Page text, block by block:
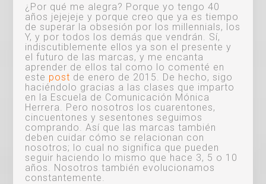
¿Por qué me alegra? Porque yo tengo 40
años jejejeje y porque creo que ya es tiempo
de superar la obsesión por los millennials, los
Y, y por todos los demás que vendrán. Sí,
indiscutiblemente ellos ya son el presente y
el futuro de las marcas, y me encanta
aprender de ellos tal como lo comenté en
este post de enero de 2015. De hecho, sigo
haciéndolo gracias a las clases que imparto
en la Escuela de Comunicación Mónica
Herrera. Pero nosotros los cuarentones,
cincuentones y sesentones seguimos
comprando. Así que las marcas también
deben cuidar cómo se relacionan con
nosotros; lo cual no significa que pueden
seguir haciendo lo mismo que hace 3, 5 o 10
años. Nosotros también evolucionamos
constantemente.